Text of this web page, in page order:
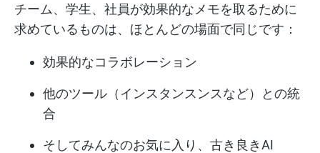
チーム、学生、社員が効果的なメモを取るために
求めているものは、ほとんどの場面で同じです：
効果的なコラボレーション
他のツール（インスタンスンスなど）との統
合
そしてみんなのお気に入り、古き良きAI